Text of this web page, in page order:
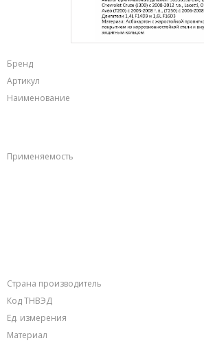
Бренд
Артикул
Наименование
Применяемость
Страна производитель
Код ТНВЭД
Ед. измерения
Материал